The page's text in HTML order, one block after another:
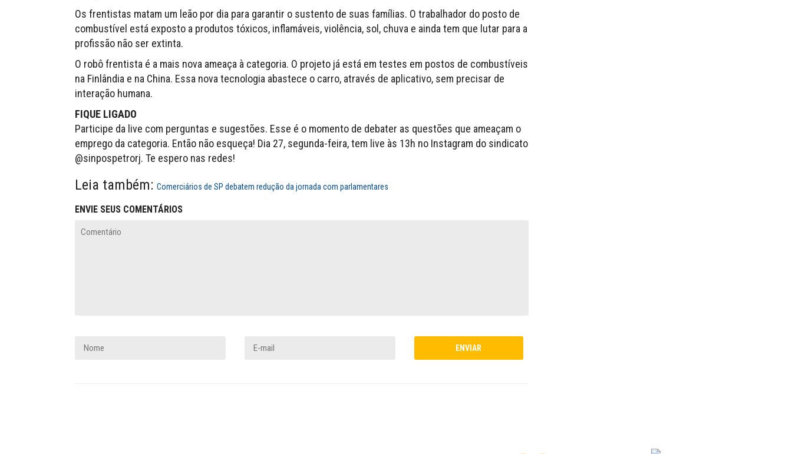
Os frentistas matam um leão por dia para garantir o sustento de suas famílias. O trabalhador do posto de
combustível está exposto a produtos tóxicos, inflamáveis, violência, sol, chuva e ainda tem que lutar para a
profissão não ser extinta.
O robô frentista é a mais nova ameaça à categoria. O projeto já está em testes em postos de combustíveis
na Finlândia e na China. Essa nova tecnologia abastece o carro, através de aplicativo, sem precisar de
interação humana.
FIQUE LIGADO
Participe da live com perguntas e sugestões. Esse é o momento de debater as questões que ameaçam o
emprego da categoria. Então não esqueça! Dia 27, segunda-feira, tem live às 13h no Instagram do sindicato
@sinpospetrorj. Te espero nas redes!
Leia também: Comerciários de SP debatem redução da jornada com parlamentares
ENVIE SEUS COMENTÁRIOS